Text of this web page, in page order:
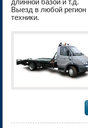
длинной базой и т.д.
Выезд в любой регион
техники.